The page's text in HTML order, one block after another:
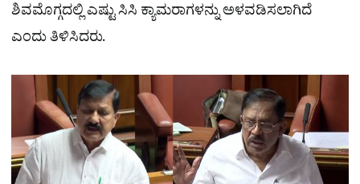
ಶಿವಮೊಗ್ಗದಲ್ಲಿ ಎಷ್ಟು ಸಿಸಿ ಕ್ಯಾಮರಾಗಳನ್ನು ಅಳವಡಿಸಲಾಗಿದೆ
ಎಂದು ತಿಳಿಸಿದರು.